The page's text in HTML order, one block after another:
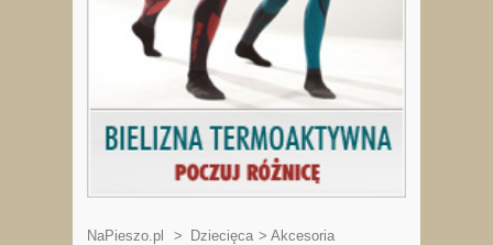
NaPieszo.pl > Dziecięca > Akcesoria